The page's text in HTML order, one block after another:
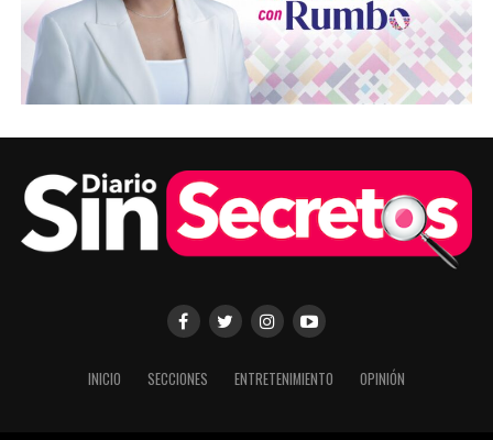
INICIO SECCIONES ENTRETENIMIENTO OPINIÓN